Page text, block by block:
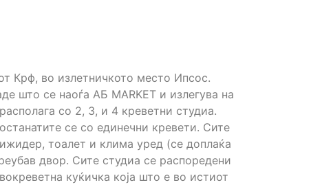
Крф, во излетничкото место Ипсос.
што се наоѓа AБ МАRKET и излегува на
со 2, 3, и 4 креветни студиа.
се со единечни кревети. Сите
тоалет и клима уред (се доплаќа
двор. Сите студиа се распоредени
куќичка која што е во истиот